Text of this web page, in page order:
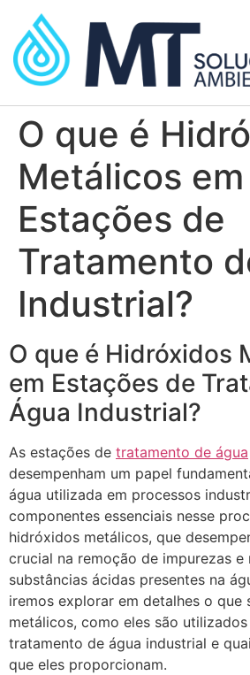
O que é
Metálicos em
Estações de
Tratamento
Industrial?
O que é Hidróxidos
em Estações de
Água Industrial?
As estações de tratamento de água
desempenham um papel
água utilizada em processos
componentes essenciais nesse
hidróxidos metálicos, que
crucial na remoção de impurezas e
substâncias ácidas presentes na
iremos explorar em detalhes o que
metálicos, como eles são
tratamento de água industrial e
que eles proporcionam.